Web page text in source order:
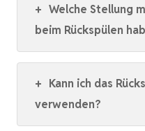
+ Welche Stellung
beim Rückspülen
+ Kann ich das
verwenden?